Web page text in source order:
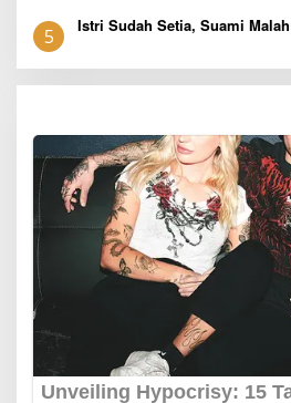
5 Istri Sudah Setia, Suami